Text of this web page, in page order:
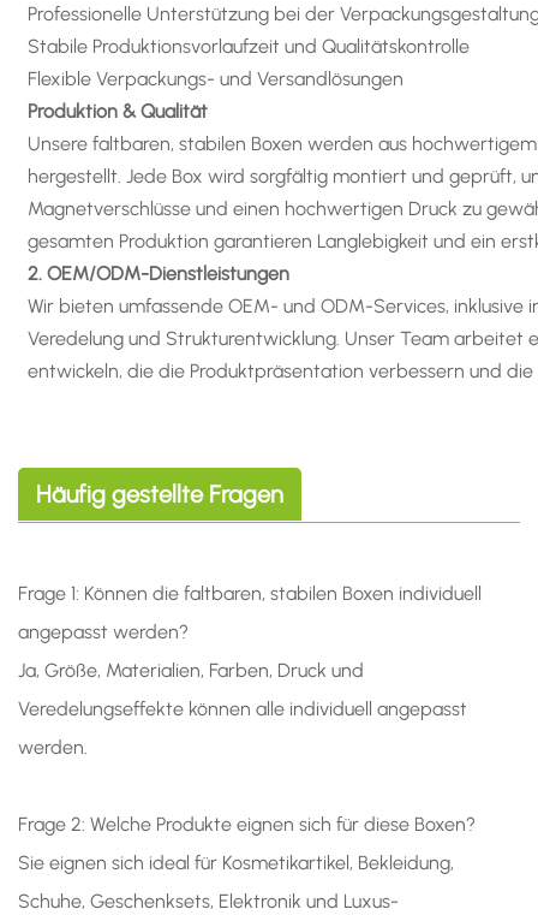
Professionelle Unterstützung bei der
Stabile Produktionsvorlaufzeit und Qualitätskontrolle
Flexible Verpackungs- und Versandlösungen
Produktion & Qualität
Unsere faltbaren, stabilen Boxen werden aus
hergestellt. Jede Box wird sorgfältig montiert und geprüft,
Magnetverschlüsse und einen hochwertigen Druck zu
gesamten Produktion garantieren Langlebigkeit und ein
2. OEM/ODM-Dienstleistungen
Wir bieten umfassende OEM- und ODM-Services, inklusive
Veredelung und Strukturentwicklung. Unser Team arbeitet
entwickeln, die die Produktpräsentation verbessern und
Häufig gestellte Fragen
Frage 1: Können die faltbaren, stabilen Boxen individuell
angepasst werden?
Ja, Größe, Materialien, Farben, Druck und
Veredelungseffekte können alle individuell angepasst
werden.
Frage 2: Welche Produkte eignen sich für diese Boxen?
Sie eignen sich ideal für Kosmetikartikel, Bekleidung,
Schuhe, Geschenksets, Elektronik und Luxus-